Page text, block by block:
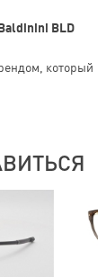
BLD
который